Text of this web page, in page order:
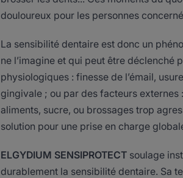
douloureux pour les personnes
La sensibilité dentaire est donc un
ne l’imagine et qui peut être déclenché
physiologiques : finesse de l’émail,
gingivale ; ou par des facteurs externes
aliments, sucre, ou brossages trop
solution pour une prise en charge
ELGYDIUM SENSIPROTECTsoulage
durablement la sensibilité dentaire. Sa